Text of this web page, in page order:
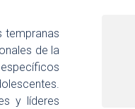
tempranas
de la
y líderes